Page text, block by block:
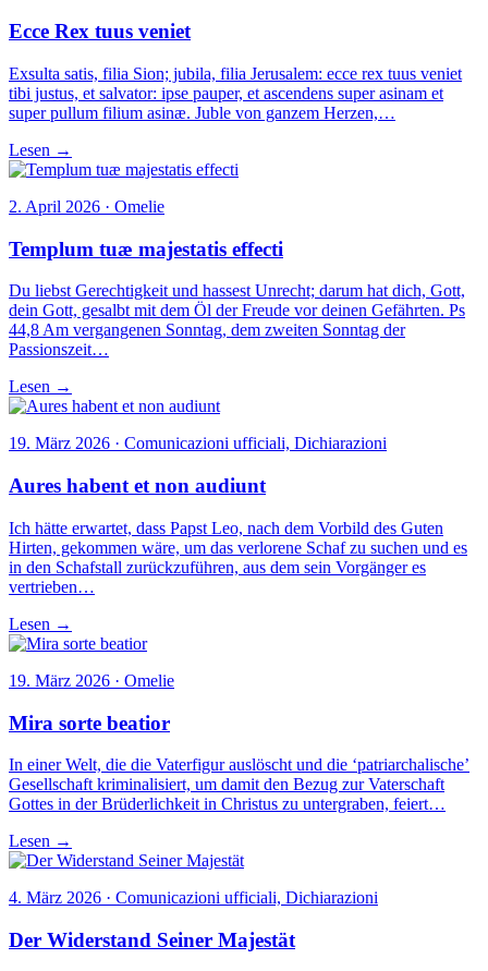
Ecce Rex tuus veniet
Exsulta satis, filia Sion; jubila, filia Jerusalem: ecce rex tuus veniet
tibi justus, et salvator: ipse pauper, et ascendens super asinam et
super pullum filium asinæ. Juble von ganzem Herzen,…
Lesen →
2. April 2026 · Omelie
Templum tuæ majestatis effecti
Du liebst Gerechtigkeit und hassest Unrecht; darum hat dich, Gott,
dein Gott, gesalbt mit dem Öl der Freude vor deinen Gefährten. Ps
44,8 Am vergangenen Sonntag, dem zweiten Sonntag der
Passionszeit…
Lesen →
19. März 2026 · Comunicazioni ufficiali, Dichiarazioni
Aures habent et non audiunt
Ich hätte erwartet, dass Papst Leo, nach dem Vorbild des Guten
Hirten, gekommen wäre, um das verlorene Schaf zu suchen und es
in den Schafstall zurückzuführen, aus dem sein Vorgänger es
vertrieben…
Lesen →
19. März 2026 · Omelie
Mira sorte beatior
In einer Welt, die die Vaterfigur auslöscht und die ‘patriarchalische’
Gesellschaft kriminalisiert, um damit den Bezug zur Vaterschaft
Gottes in der Brüderlichkeit in Christus zu untergraben, feiert…
Lesen →
4. März 2026 · Comunicazioni ufficiali, Dichiarazioni
Der Widerstand Seiner Majestät